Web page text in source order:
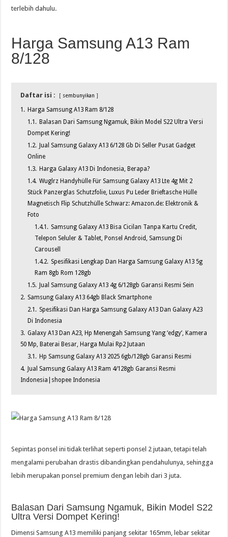
terlebih dahulu.
Harga Samsung A13 Ram
8/128
Daftar isi : sembunyikan
1. Harga Samsung A13 Ram 8/128
1.1. Balasan Dari Samsung Ngamuk, Bikin Model S22 Ultra Versi
Dompet Kering!
1.2. Jual Samsung Galaxy A13 6/128 Gb Di Seller Pusat Gadget
Online
1.3. Harga Galaxy A13 Di Indonesia, Berapa?
1.4. Wuglrz Handyhülle Für Samsung Galaxy A13 Lte 4g Mit 2
Stück Panzerglas Schutzfolie, Luxus Pu Leder Brieftasche Hülle
Magnetisch Flip Schutzhülle Schwarz: Amazon.de: Elektronik &
Foto
1.4.1. Samsung Galaxy A13 Bisa Cicilan Tanpa Kartu Credit,
Telepon Seluler & Tablet, Ponsel Android, Samsung Di
Carousell
1.4.2. Spesifikasi Lengkap Dan Harga Samsung Galaxy A13 5g
Ram 8gb Rom 128gb
1.5. Jual Samsung Galaxy A13 4g 6/128gb Garansi Resmi Sein
2. Samsung Galaxy A13 64gb Black Smartphone
2.1. Spesifikasi Dan Harga Samsung Galaxy A13 Dan Galaxy A23
Di Indonesia
3. Galaxy A13 Dan A23, Hp Menengah Samsung Yang ‘edgy’, Kamera
50 Mp, Baterai Besar, Harga Mulai Rp2 Jutaan
3.1. Hp Samsung Galaxy A13 2025 6gb/128gb Garansi Resmi
4. Jual Samsung Galaxy A13 Ram 4/128gb Garansi Resmi
Indonesia|shopee Indonesia
Sepintas ponsel ini tidak terlihat seperti ponsel 2 jutaan, tetapi telah
mengalami perubahan drastis dibandingkan pendahulunya, sehingga
lebih merupakan ponsel premium dengan lebih dari 3 juta.
Balasan Dari Samsung Ngamuk, Bikin Model S22
Ultra Versi Dompet Kering!
Dimensi Samsung A13 memiliki panjang sekitar 165mm, lebar sekitar